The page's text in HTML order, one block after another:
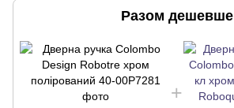
Разом дешевше